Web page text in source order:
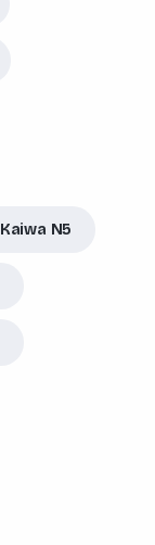
Kaiwa N5